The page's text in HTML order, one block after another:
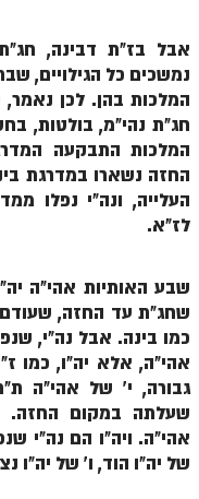
ספר הזוהר – ויקרא
ספר הזוהר הקדוש זוהר ויקרא
ספר הזוהר הקדוש זוהר ויקרא
זוהר צו מתקדמים
פרשת שמיני מתקדמים
ספר הזוהר פרשת תזריע
ספר הזוהר פרשת תזריע
זוהר מצורע מתחילים
זוהר מצורע למתקדמים
אבל בז"ת דבינה,
נמשכים כל הגילויים,
המלכות בהן. לכן
חג"ת נהי"מ, בולטות,
המלכות התבקעה
החזה נשארו במדרגת
העלייה, ונה"י נפלו
לז"א.
שבע האותיות אהי"ה
שחג"ת עד החזה,
כמו בינה. אבל נה"י,
אהי"ה, אלא יה"ו, כמו
גבורה, י' של אהי"ה
שעלתה במקום החזה.
אהי"ה. ויה"ו הם נה"י
של יה"ו הוד, ו' של יה"ו